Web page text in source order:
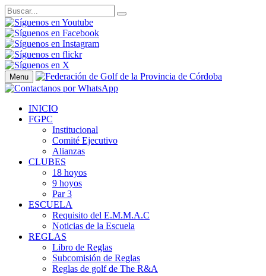
Menu
INICIO
FGPC
Institucional
Comité Ejecutivo
Alianzas
CLUBES
18 hoyos
9 hoyos
Par 3
ESCUELA
Requisito del E.M.M.A.C
Noticias de la Escuela
REGLAS
Libro de Reglas
Subcomisión de Reglas
Reglas de golf de The R&A